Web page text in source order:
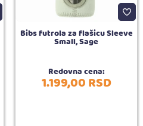
Bibs futrola za flašicu Sleeve
Small, Sage
Redovna cena:
1.199,00RSD